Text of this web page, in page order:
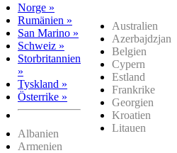
Norge »
Rumänien »
San Marino »
Schweiz »
Storbritannien
»
Tyskland »
Österrike »
Albanien
Armenien
Australien
Azerbajdzjan
Belgien
Cypern
Estland
Frankrike
Georgien
Kroatien
Litauen